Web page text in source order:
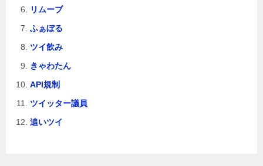
リムーブ
ふぁぼる
ツイ飲み
きゃわたん
API規制
ツイッター議員
追いツイ